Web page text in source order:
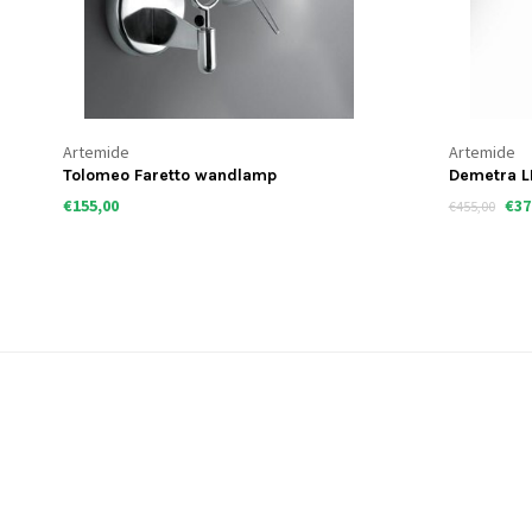
Artemide
Tolomeo Faretto wandlamp
€155,00
Artemide
Demetra
€455,00